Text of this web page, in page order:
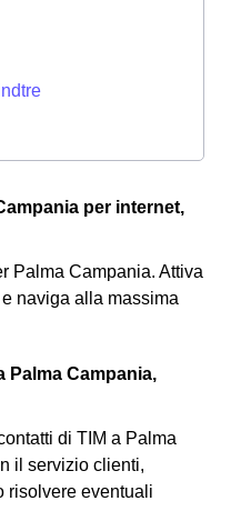
per internet,
Palma Campania. Attiva
naviga alla massima
Palma Campania,
di TIM a Palma
il servizio clienti,
risolvere eventuali